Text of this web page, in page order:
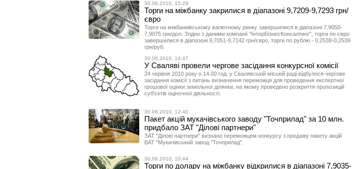
30.06.2010, 15:29
Торги на міжбанку закрилися в діапазоні 9,7209-9,7293 грн/
євро
Торги на міжбанківському валютному ринку завершилися в діапазоні 7,9050-
7,9075 грн/дол. Згідно з даними компанії "ІнтерБізнесКонсалтинг", торги по євро
завершилися в діапазоні 9,7051-9,7142 грн/євро, торги по рублю - 0,2538-0,2539
грн/руб.
30.06.2010, 14:47
У Сваляві провели чергове засідання конкурсної комісії
24 червня 2010 року о 14.00 год. у Свалявській міській раді відбулося чергове
засідання комісії з питань визначення переможця для проведення експертної
грошової оцінки земельної ділянки, на якому проведено розкриття пропозицій
суб'єктів оціночної діяльності.
30.06.2010, 12:40
Пакет акцій мукачівського заводу "Точприлад" за 10 млн.
придбало ЗАТ "Ділові партнери"
ЗАТ "Ділові партнери" визнано переможцем конкурсу з продажу пакету акцій
ВАТ "Мукачівський завод "Точприлад".
30.06.2010, 10:44
Торги по долару на міжбанку відкрилися в діапазоні 7,9035-